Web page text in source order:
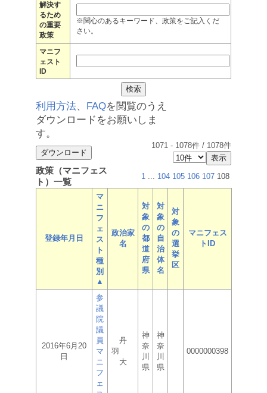
解決す
るため
の重要
政策
※関心のあるキーワード、政策をご記入くだ
さい。
マニフ
ェスト
ID
利用方法、 FAQを閲覧のうえ
ダウンロードをお願いしま
す。
1071 - 1078件 / 1078件
政策（マニフェス
ト）一覧
1 ... 104 105 106 107 108
登録年月日
マ
ニ
フ
ェ
ス
ト
種
別
▲
政治家
名
対
象
の
都
道
府
県
対
象
の
自
治
体
名
対
象
の
選
挙
区
マニフェス
トID
2016年6月20
日
参
議
院
議
員
マ
ニ
フ
ェ
丹
羽
大
神
奈
川
県
神
奈
川
県
0000000398